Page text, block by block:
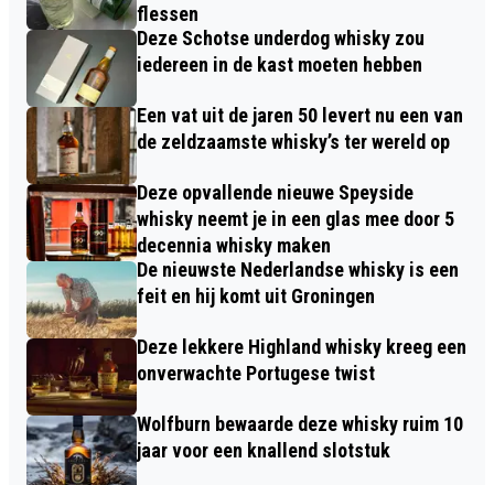
flessen
Deze Schotse underdog whisky zou
iedereen in de kast moeten hebben
Een vat uit de jaren 50 levert nu een van
de zeldzaamste whisky’s ter wereld op
Deze opvallende nieuwe Speyside
whisky neemt je in een glas mee door 5
decennia whisky maken
De nieuwste Nederlandse whisky is een
feit en hij komt uit Groningen
Deze lekkere Highland whisky kreeg een
onverwachte Portugese twist
Wolfburn bewaarde deze whisky ruim 10
jaar voor een knallend slotstuk